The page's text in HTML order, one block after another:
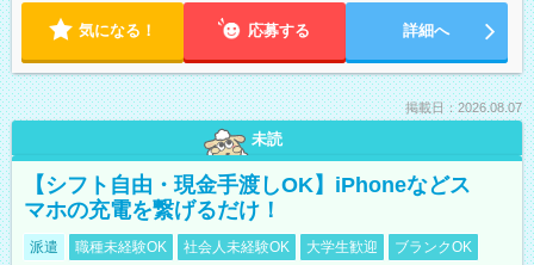
気になる！ 応募する 詳細へ
掲載日：2026.08.07
未読
【シフト自由・現金手渡しOK】iPhoneなどス
マホの充電を繋げるだけ！
派遣 職種未経験OK 社会人未経験OK 大学生歓迎
ブランクOK